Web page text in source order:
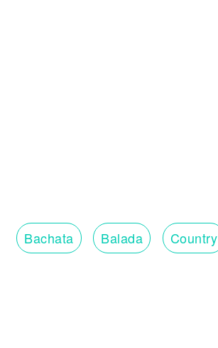
Bachata Balada Country